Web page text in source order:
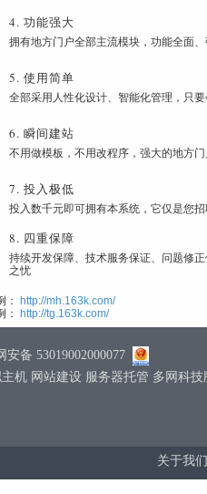
4. 功能强大
拥有地方门户全部主流模块，功能全面
5. 使用简单
全部采用人性化设计、智能化管理，只
6. 瞬间建站
不用做模板，不用改程序，强大的地方
7. 投入极低
投入数千元即可拥有本系统，它仅是您
8. 四重保障
持续开发保障、技术服务保证、问题修
之忧
：
http://mh.163k.com/
：
http://tg.163k.com/
安备 53019002000077
机 网站建设 服务器托管 多网科技
关于我们